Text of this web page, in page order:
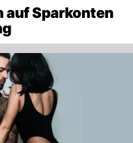
auf Sparkonten